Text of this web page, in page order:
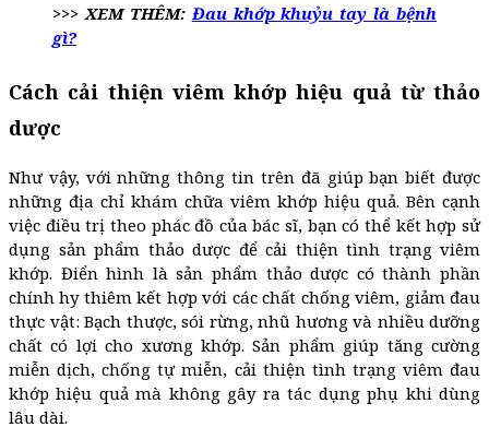
>>> XEM THÊM: Đau khớp khuỷu tay là bệnh
gì?
Cách cải thiện viêm khớp hiệu quả từ thảo
dược
Như vậy, với những thông tin trên đã giúp bạn biết được
những địa chỉ khám chữa viêm khớp hiệu quả. Bên cạnh
việc điều trị theo phác đồ của bác sĩ, bạn có thể kết hợp sử
dụng sản phẩm thảo dược để cải thiện tình trạng viêm
khớp. Điển hình là sản phẩm thảo dược có thành phần
chính hy thiêm kết hợp với các chất chống viêm, giảm đau
thực vật: Bạch thược, sói rừng, nhũ hương và nhiều dưỡng
chất có lợi cho xương khớp. Sản phẩm giúp tăng cường
miễn dịch, chống tự miễn, cải thiện tình trạng viêm đau
khớp hiệu quả mà không gây ra tác dụng phụ khi dùng
lâu dài.